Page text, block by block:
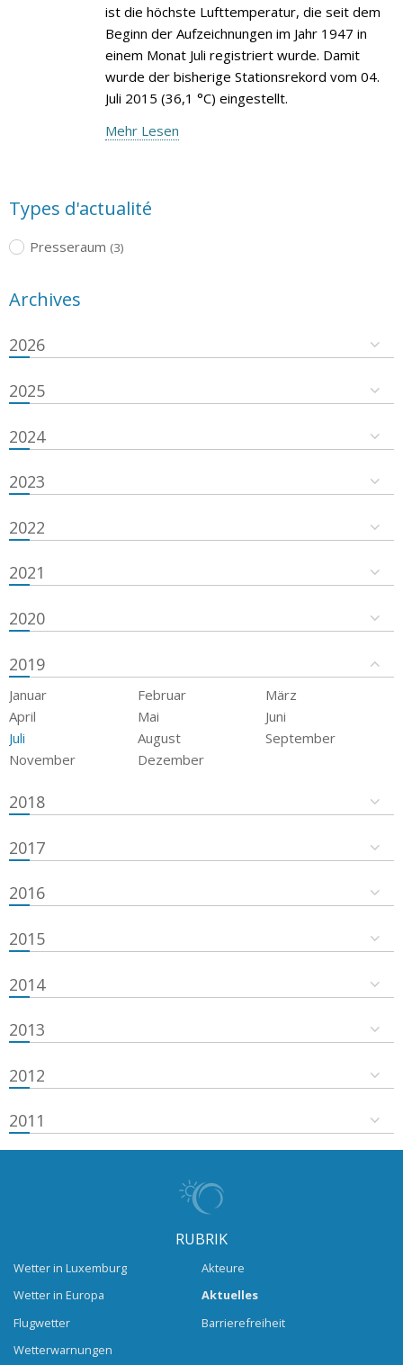
ist die höchste Lufttemperatur, die seit dem
Beginn der Aufzeichnungen im Jahr 1947 in
einem Monat Juli registriert wurde. Damit
wurde der bisherige Stationsrekord vom 04.
Juli 2015 (36,1 °C) eingestellt.
Mehr Lesen
Types d'actualité
Presseraum (3)
Archives
2026
2025
2024
2023
2022
2021
2020
2019
Januar Februar
März
April
Mai
Juni
Juli
August
September
November
Dezember
2018
2017
2016
2015
2014
2013
2012
2011
RUBRIK
Wetter in Luxemburg
Wetter in Europa
Flugwetter
Wetterwarnungen
Akteure
Aktuelles
Barrierefreiheit